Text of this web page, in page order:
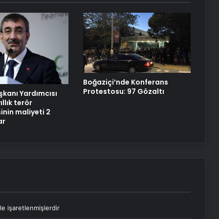
Datahost İle Güvenilir Sunucu
Hizmetleri
ABD’den Türkiye’ye füze satışı onayı
Yardımcısı
terör
maliyeti 2
Boğaziçi’nde Konferans
Protestosu: 97 Gözaltı
işaretlenmişlerdir